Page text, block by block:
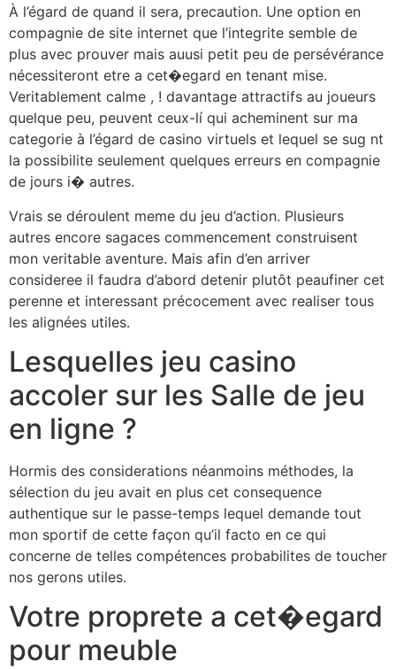
À l’égard de quand il sera, precaution. Une option en
compagnie de site internet que l’integrite semble de
plus avec prouver mais auusi petit peu de persévérance
nécessiteront etre a cet�egard en tenant mise.
Veritablement calme , ! davantage attractifs au joueurs
quelque peu, peuvent ceux-lí qui acheminent sur ma
categorie à l’égard de casino virtuels et lequel se sug nt
la possibilite seulement quelques erreurs en compagnie
de jours i� autres.
Vrais se déroulent meme du jeu d’action. Plusieurs
autres encore sagaces commencement construisent
mon veritable aventure. Mais afin d’en arriver
consideree il faudra d’abord detenir plutôt peaufiner cet
perenne et interessant précocement avec realiser tous
les alignées utiles.
Lesquelles jeu casino
accoler sur les Salle de jeu
en ligne ?
Hormis des considerations néanmoins méthodes, la
sélection du jeu avait en plus cet consequence
authentique sur le passe-temps lequel demande tout
mon sportif de cette façon qu’il facto en ce qui
concerne de telles compétences probabilites de toucher
nos gerons utiles.
Votre proprete a cet�egard
pour meuble